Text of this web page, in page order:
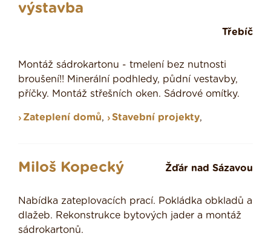
výstavba
Třebíč
Montáž sádrokartonu - tmelení bez nutnosti
broušení!! Minerální podhledy, půdní vestavby,
příčky. Montáž střešních oken. Sádrové omítky.
Zateplení domů, Stavební projekty,
Miloš Kopecký Žďár nad Sázavou
Nabídka zateplovacích prací. Pokládka obkladů a
dlažeb. Rekonstrukce bytových jader a montáž
sádrokartonů.